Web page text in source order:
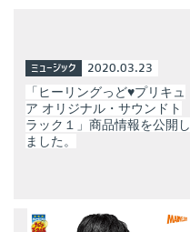
ミュージック 2020.03.23
「ヒーリングっど♥プリキュ
ア オリジナル・サウンドト
ラック１」商品情報を公開し
ました。